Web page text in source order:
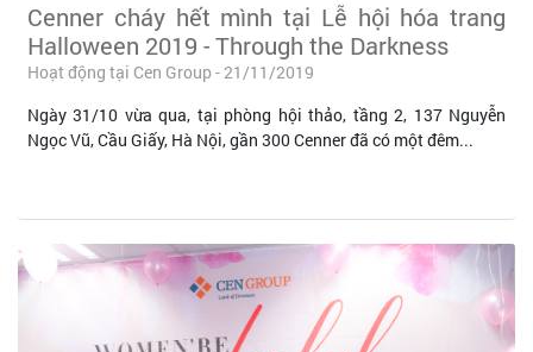
Cenner cháy hết mình tại Lễ hội hóa trang
Halloween 2019 - Through the Darkness
Hoạt động tại Cen Group - 21/11/2019
Ngày 31/10 vừa qua, tại phòng hội thảo, tầng 2, 137 Nguyễn
Ngọc Vũ, Cầu Giấy, Hà Nội, gần 300 Cenner đã có một đêm...